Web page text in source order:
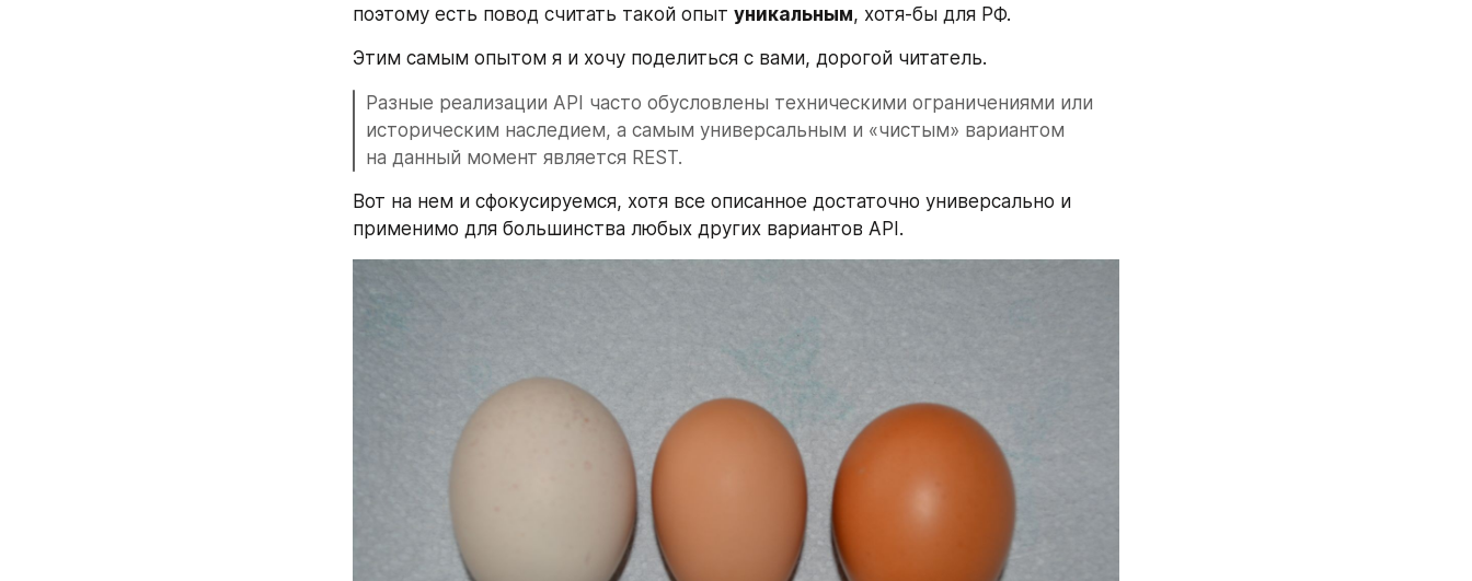
поэтому есть повод считать такой опыт уникальным, хотя-бы для РФ.
Этим самым опытом я и хочу поделиться с вами, дорогой читатель.
Разные реализации API часто обусловлены техническими ограничениями или
историческим наследием, а самым универсальным и «чистым» вариантом
на данный момент является REST.
Вот на нем и сфокусируемся, хотя все описанное достаточно универсально и
применимо для большинства любых других вариантов API.